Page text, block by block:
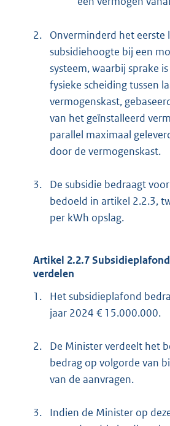
2.
Onverminderd het eerste
subsidiehoogte bij een
systeem, waarbij sprake
fysieke scheiding tussen
vermogenskast,
van het geïnstalleerd
parallel maximaal
door de vermogenskast.
3.
De subsidie bedraagt
bedoeld in artikel 2.2.3,
per kWh opslag.
Artikel 2.2.7
verdelen
1.
Het subsidieplafond
jaar 2024 € 15.000.000.
2.
De Minister verdeelt het
bedrag op volgorde van
van de aanvragen.
3.
Indien de Minister op